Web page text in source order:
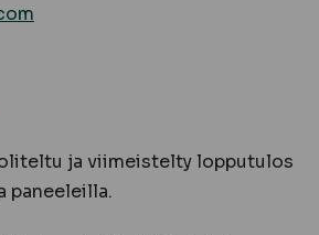
ja viimeistelty lopputulos
paneeleilla.